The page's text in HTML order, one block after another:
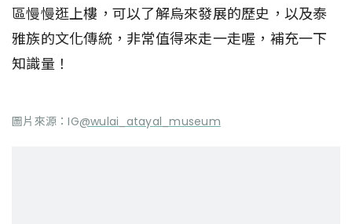
區慢慢逛上樓，可以了解烏來發展的歷史，以及泰
雅族的文化傳統，非常值得來走一走喔，補充一下
知識量！
圖片來源：IG@wulai_atayal_museum